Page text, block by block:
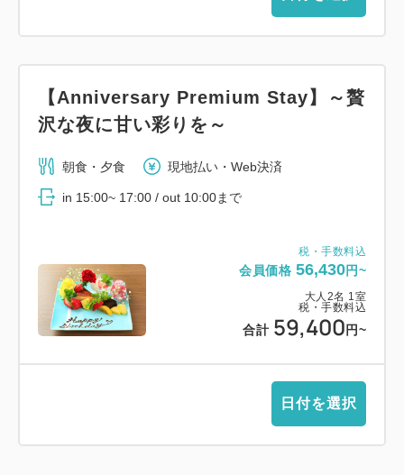
税・手数料込
会員価格 56,430円~
大人 2名 1 室
税・手数料込
合計 59,400 円~
【Anniversary Premium Stay】～贅
沢な夜に甘い彩りを～
朝食・夕食 現地払い・Web決済
in 15:00~ 17:00 / out 10:00まで
日付を選択